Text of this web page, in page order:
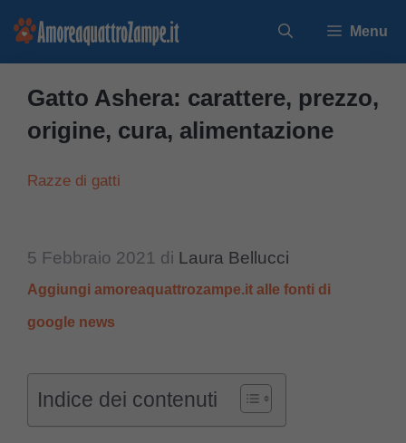
Vai
Menu
Gatto Ashera: carattere, prezzo,
origine, cura, alimentazione
Razze di gatti
5 Febbraio 2021 di Laura Bellucci
Aggiungi amoreaquattrozampe.it alle fonti di
google news
Indice dei contenuti